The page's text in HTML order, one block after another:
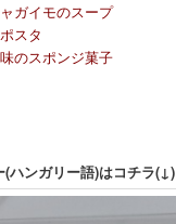
ガイモのスープ
スタ
のスポンジ菓子
(ハンガリー語)はコチラ(↓)